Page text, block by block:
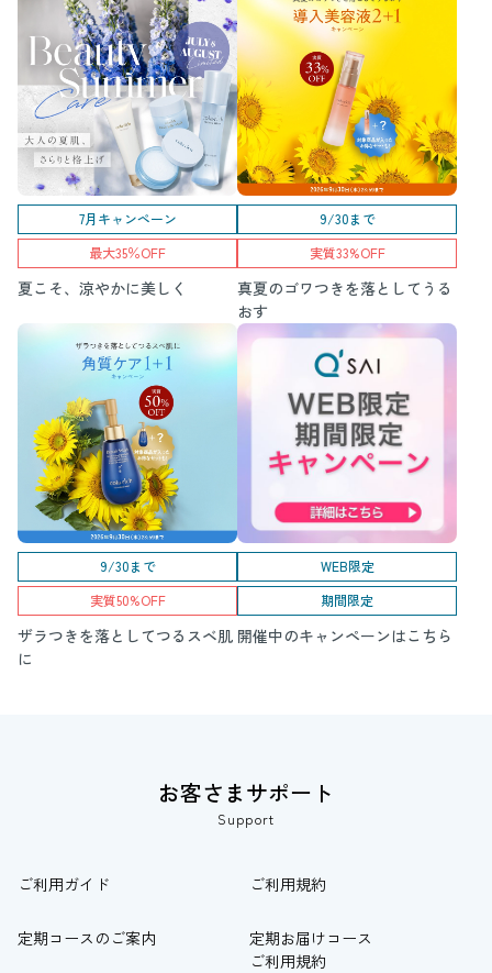
7月キャンペーン
最大35％OFF
夏こそ、涼やかに美しく
9/30まで
実質33%OFF
真夏のゴワつきを落としてうる
おす
9/30まで
実質50%OFF
ザラつきを落としてつるスベ肌
に
WEB限定
期間限定
開催中のキャンペーンはこちら
お客さまサポート
Support
ご利用ガイド ご利用規約
定期コースのご案内
定期お届けコース
ご利用規約